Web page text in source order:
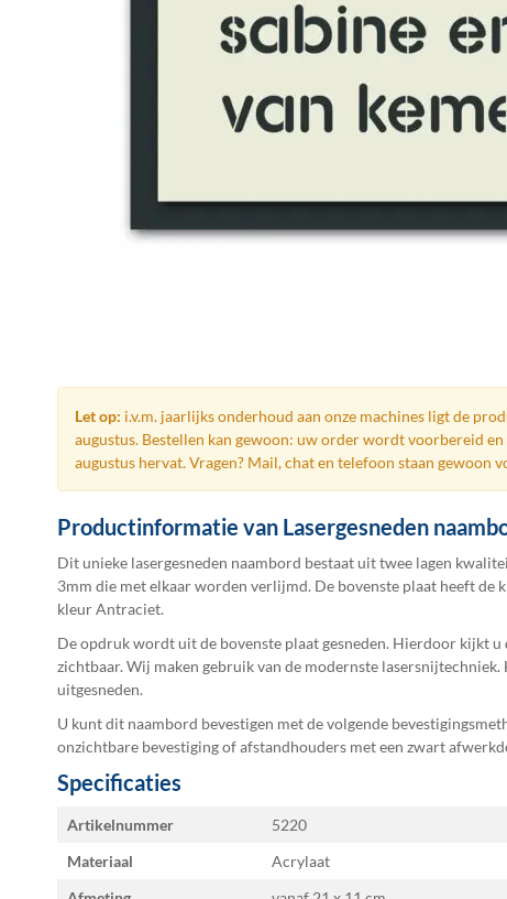
naar
het
begin
van
de
gallerij
Let op: i.v.m. jaarlijks onderhoud aan onze machines ligt de
augustus. Bestellen kan gewoon: uw order wordt voorbereid
augustus hervat. Vragen? Mail, chat en telefoon staan gewoon
Productinformatie van Lasergesneden
Dit unieke lasergesneden naambord bestaat uit twee lagen
3mm die met elkaar worden verlijmd. De bovenste plaat heeft de
kleur Antraciet.
De opdruk wordt uit de bovenste plaat gesneden. Hierdoor kijkt
zichtbaar. Wij maken gebruik van de modernste
uitgesneden.
U kunt dit naambord bevestigen met de volgende
onzichtbare bevestiging of afstandhouders met een zwart
Specificaties
Specificaties
Artikelnummer
5220
Materiaal
Acrylaat